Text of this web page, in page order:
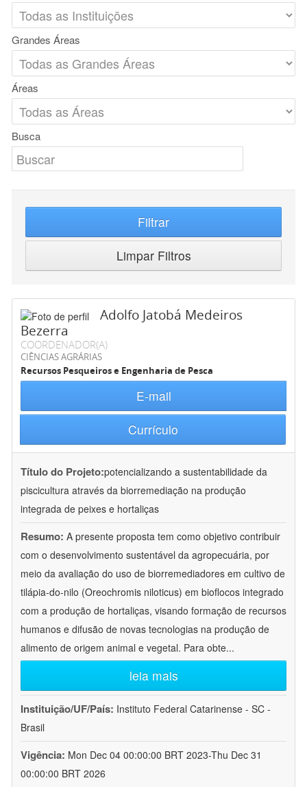
Grandes Áreas
Áreas
Busca
Filtrar
Limpar Filtros
Adolfo Jatobá Medeiros
Bezerra
COORDENADOR(A)
CIÊNCIAS AGRÁRIAS
Recursos Pesqueiros e Engenharia de Pesca
E-mail
Currículo
Título do Projeto:potencializando a sustentabilidade da
piscicultura através da biorremediação na produção
integrada de peixes e hortaliças
Resumo: A presente proposta tem como objetivo contribuir
com o desenvolvimento sustentável da agropecuária, por
meio da avaliação do uso de biorremediadores em cultivo de
tilápia-do-nilo (Oreochromis niloticus) em bioflocos integrado
com a produção de hortaliças, visando formação de recursos
humanos e difusão de novas tecnologias na produção de
alimento de origem animal e vegetal. Para obte...
leia mais
Instituição/UF/País: Instituto Federal Catarinense - SC -
Brasil
Vigência: Mon Dec 04 00:00:00 BRT 2023-Thu Dec 31
00:00:00 BRT 2026